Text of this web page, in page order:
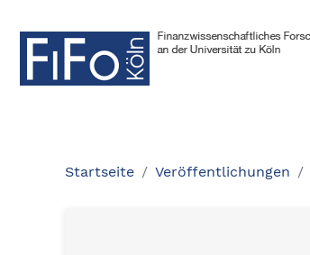
Startseite Veröffentlichungen